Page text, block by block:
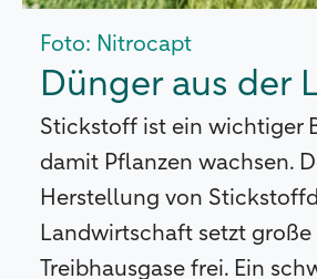
Foto: Nitrocapt
Dünger aus der
Stickstoff ist ein wichtiger
damit Pflanzen wachsen.
Herstellung von
Landwirtschaft setzt große
Treibhausgase frei. Ein